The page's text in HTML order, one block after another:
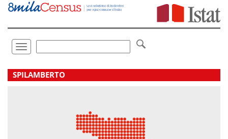
Vai
direttamente
Toggle
navigation
.
SPILAMBERTO